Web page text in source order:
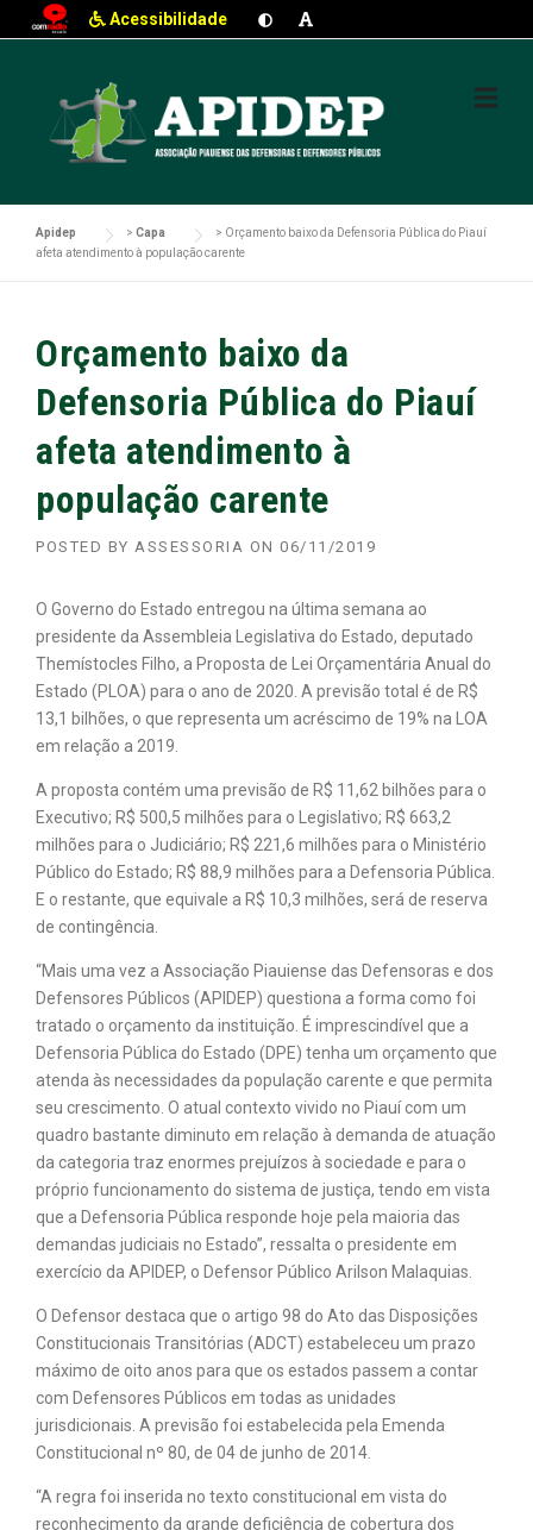
Acessibilidade
Apidep > Capa > Orçamento baixo da Defensoria Pública do Piauí
afeta atendimento à população carente
Orçamento baixo da
Defensoria Pública do Piauí
afeta atendimento à
população carente
POSTED BY ASSESSORIA ON 06/11/2019
O Governo do Estado entregou na última semana ao
presidente da Assembleia Legislativa do Estado, deputado
Themístocles Filho, a Proposta de Lei Orçamentária Anual do
Estado (PLOA) para o ano de 2020. A previsão total é de R$
13,1 bilhões, o que representa um acréscimo de 19% na LOA
em relação a 2019.
A proposta contém uma previsão de R$ 11,62 bilhões para o
Executivo; R$ 500,5 milhões para o Legislativo; R$ 663,2
milhões para o Judiciário; R$ 221,6 milhões para o Ministério
Público do Estado; R$ 88,9 milhões para a Defensoria Pública.
E o restante, que equivale a R$ 10,3 milhões, será de reserva
de contingência.
“Mais uma vez a Associação Piauiense das Defensoras e dos
Defensores Públicos (APIDEP) questiona a forma como foi
tratado o orçamento da instituição. É imprescindível que a
Defensoria Pública do Estado (DPE) tenha um orçamento que
atenda às necessidades da população carente e que permita
seu crescimento. O atual contexto vivido no Piauí com um
quadro bastante diminuto em relação à demanda de atuação
da categoria traz enormes prejuízos à sociedade e para o
próprio funcionamento do sistema de justiça, tendo em vista
que a Defensoria Pública responde hoje pela maioria das
demandas judiciais no Estado”, ressalta o presidente em
exercício da APIDEP, o Defensor Público Arilson Malaquias.
O Defensor destaca que o artigo 98 do Ato das Disposições
Constitucionais Transitórias (ADCT) estabeleceu um prazo
máximo de oito anos para que os estados passem a contar
com Defensores Públicos em todas as unidades
jurisdicionais. A previsão foi estabelecida pela Emenda
Constitucional nº 80, de 04 de junho de 2014.
“A regra foi inserida no texto constitucional em vista do
reconhecimento da grande deficiência de cobertura dos